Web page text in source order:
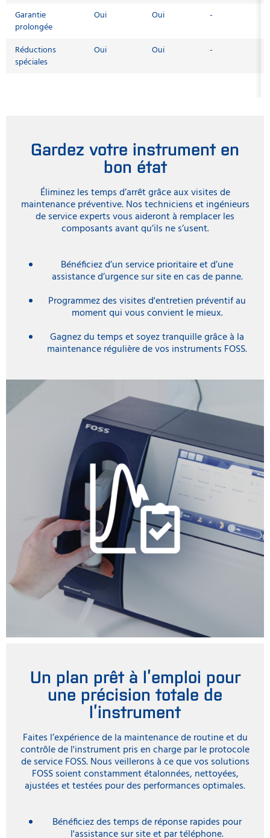
Garantie
prolongée
Oui Oui -
Réductions
spéciales
Oui Oui -
Gardez votre instrument en
bon état
Éliminez les temps d’arrêt grâce aux visites de
maintenance préventive. Nos techniciens et ingénieurs
de service experts vous aideront à remplacer les
composants avant qu’ils ne s’usent.
Bénéficiez d’un service prioritaire et d’une
assistance d’urgence sur site en cas de panne.
Programmez des visites d'entretien préventif au
moment qui vous convient le mieux.
Gagnez du temps et soyez tranquille grâce à la
maintenance régulière de vos instruments FOSS.
Un plan prêt à l’emploi pour
une précision totale de
l’instrument
Faites l’expérience de la maintenance de routine et du
contrôle de l'instrument pris en charge par le protocole
de service FOSS. Nous veillerons à ce que vos solutions
FOSS soient constamment étalonnées, nettoyées,
ajustées et testées pour des performances optimales.
Bénéficiez des temps de réponse rapides pour
l'assistance sur site et par téléphone.